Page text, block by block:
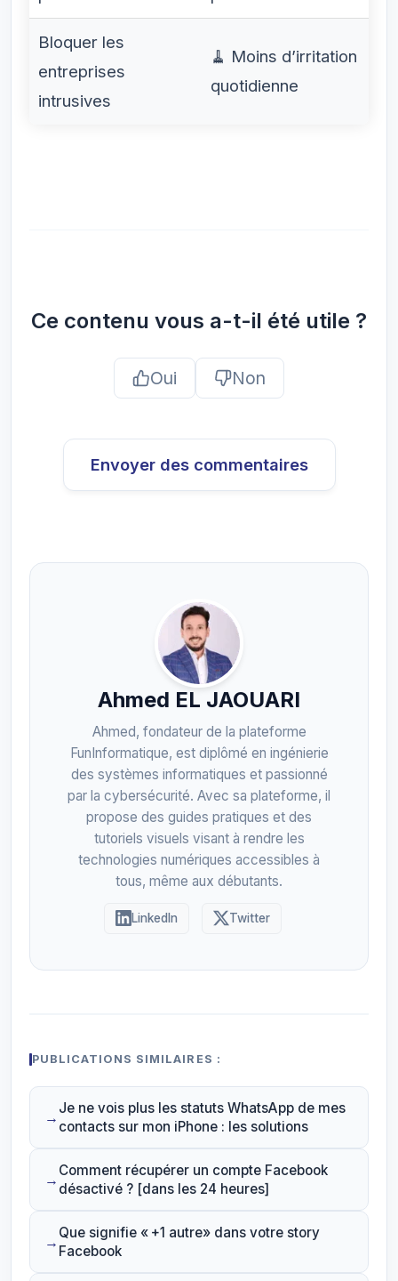
Bloquer les
entreprises
intrusives
🧹 Moins d’irritation
quotidienne
Ce contenu vous a-t-il été utile ?
Oui Non
Envoyer des commentaires
Ahmed EL JAOUARI
Ahmed, fondateur de la plateforme
FunInformatique, est diplômé en ingénierie
des systèmes informatiques et passionné
par la cybersécurité. Avec sa plateforme, il
propose des guides pratiques et des
tutoriels visuels visant à rendre les
technologies numériques accessibles à
tous, même aux débutants.
LinkedIn Twitter
PUBLICATIONS SIMILAIRES :
Je ne vois plus les statuts WhatsApp de mes
contacts sur mon iPhone : les solutions
Comment récupérer un compte Facebook
désactivé ? [dans les 24 heures]
Que signifie « +1 autre» dans votre story
Facebook